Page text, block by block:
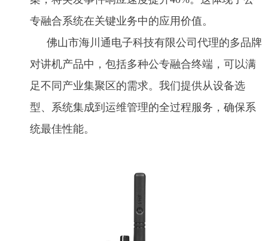
专融合系统在关键业务中的应用价值。
佛山市海川通电子科技有限公司代理的多品牌
对讲机产品中，包括多种公专融合终端，可以满
足不同产业集聚区的需求。我们提供从设备选
型、系统集成到运维管理的全过程服务，确保系
统最佳性能。